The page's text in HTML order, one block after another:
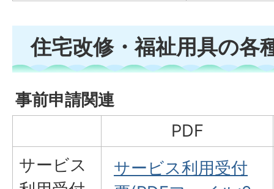
住宅改修・福祉用具の各
事前申請関連
PDF
サービス
サービス利用受付